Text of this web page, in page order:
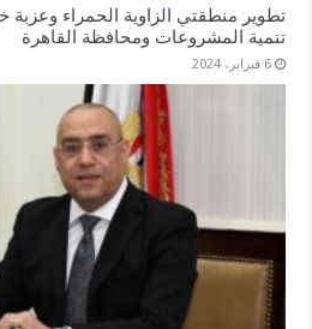
تطوير منطقتي الزاوية الحمراء وعزبة
تنمية المشروعات ومحافظة القاهرة
6 فبراير، 2024